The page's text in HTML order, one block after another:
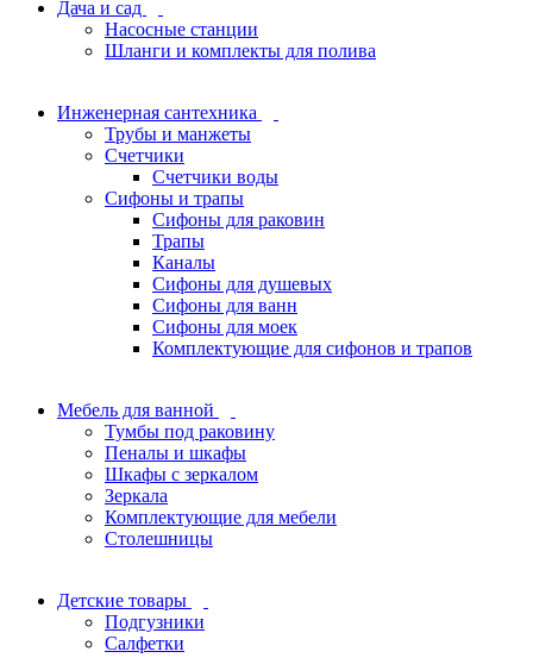
Дача и сад
Насосные станции
Шланги и комплекты для полива
Инженерная сантехника
Трубы и манжеты
Счетчики
Счетчики воды
Сифоны и трапы
Сифоны для раковин
Трапы
Каналы
Сифоны для душевых
Сифоны для ванн
Сифоны для моек
Комплектующие для сифонов и трапов
Мебель для ванной
Тумбы под раковину
Пеналы и шкафы
Шкафы с зеркалом
Зеркала
Комплектующие для мебели
Столешницы
Детские товары
Подгузники
Салфетки